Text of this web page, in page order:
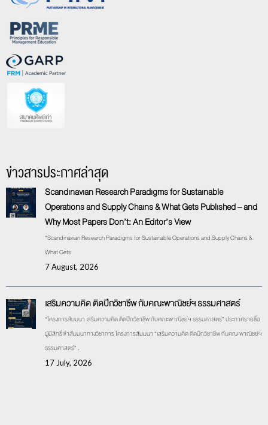
ข่าวสารประกาศล่าสุด
Scandinavian Research Paradigms for Sustainable
Operations and Supply Chains & What Gets Published – and
Why Most Papers Don’t: An Editor’s View
“Scandinavian Research Paradigms for Sustainable Operations and Supply Chains &
What Gets
7 August, 2026
เสริมความคิด ติดปีกวิชาชีพ กับคณะพาณิชย์ฯ ธรรมศาสตร์
“โครงการสัมมนา เสริมความคิด ติดปีกวิชาชีพ กับคณะพาณิชย์ฯ ธรรมศาสตร์” ประกาศรายชื่อ
ผู้มีสิทธิ์เข้าสัมมนาทางวิชาการ โครงการสัมมนา “เสริมความคิด ติดปีกวิชาชีพ กับคณะพาณิชย์ฯ
ธรรมศาสตร์” .
17 July, 2026